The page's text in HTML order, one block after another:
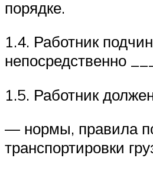
порядке.
1.4. Работник
непосредственно
1.5. Работник
— нормы, правила
транспортировки